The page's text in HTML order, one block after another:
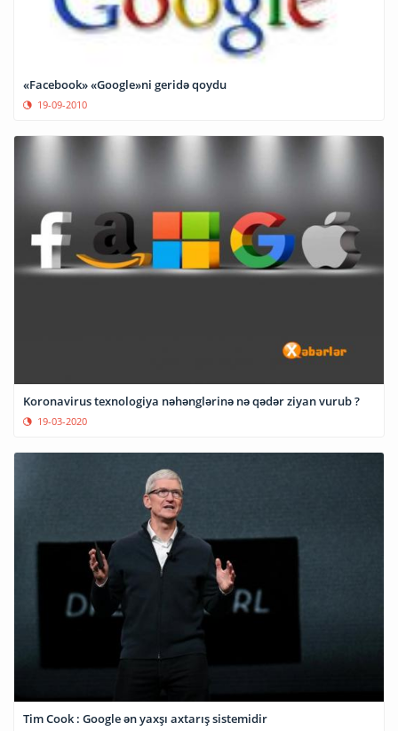
«Facebook» «Google»ni geridə qoydu
19-09-2010
Koronavirus texnologiya nəhənglərinə nə qədər ziyan vurub ?
19-03-2020
Tim Cook : Google ən yaxşı axtarış sistemidir